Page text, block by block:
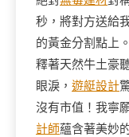
秒，將對方送給
的黃金分割點上
釋著天然牛土豪
眼淚， 遊艇設計
沒有市值！我寧
計師蘊含著美妙